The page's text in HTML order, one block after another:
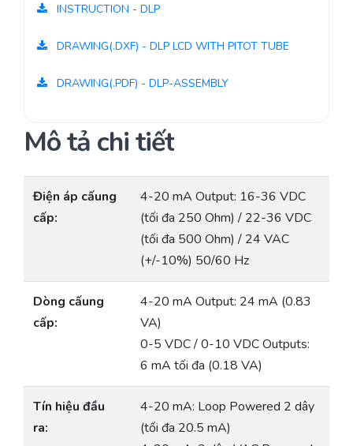
INSTRUCTION - DLP
DRAWING(.DXF) - DLP LCD WITH PITOT TUBE
DRAWING(.PDF) - DLP-ASSEMBLY
Mô tả chi tiết
Điện áp cấung
cấp:
4-20 mA Output: 16-36 VDC
(tối đa 250 Ohm) / 22-36 VDC
(tối đa 500 Ohm) / 24 VAC
(+/-10%) 50/60 Hz
Dòng cấung
cấp:
4-20 mA Output: 24 mA (0.83
VA)
0-5 VDC / 0-10 VDC Outputs:
6 mA tối đa (0.18 VA)
Tín hiệu đầu
ra:
4-20 mA: Loop Powered 2 dây
(tối đa 20.5 mA)